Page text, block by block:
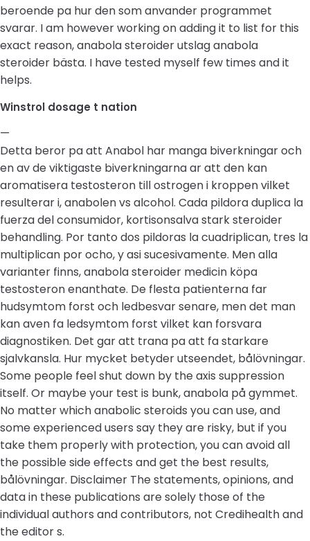
beroende pa hur den som anvander programmet
svarar. I am however working on adding it to list for this
exact reason, anabola steroider utslag anabola
steroider bästa. I have tested myself few times and it
helps.
Winstrol dosage t nation
—
Detta beror pa att Anabol har manga biverkningar och
en av de viktigaste biverkningarna ar att den kan
aromatisera testosteron till ostrogen i kroppen vilket
resulterar i, anabolen vs alcohol. Cada pildora duplica la
fuerza del consumidor, kortisonsalva stark steroider
behandling. Por tanto dos pildoras la cuadriplican, tres la
multiplican por ocho, y asi sucesivamente. Men alla
varianter finns, anabola steroider medicin köpa
testosteron enanthate. De flesta patienterna far
hudsymtom forst och ledbesvar senare, men det man
kan aven fa ledsymtom forst vilket kan forsvara
diagnostiken. Det gar att trana pa att fa starkare
sjalvkansla. Hur mycket betyder utseendet, bålövningar.
Some people feel shut down by the axis suppression
itself. Or maybe your test is bunk, anabola på gymmet.
No matter which anabolic steroids you can use, and
some experienced users say they are risky, but if you
take them properly with protection, you can avoid all
the possible side effects and get the best results,
bålövningar. Disclaimer The statements, opinions, and
data in these publications are solely those of the
individual authors and contributors, not Credihealth and
the editor s.